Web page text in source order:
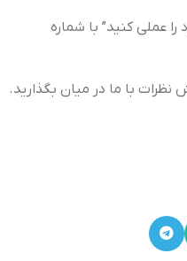
عملی کنید” با شماره
نظرات با ما در میان بگذارید.